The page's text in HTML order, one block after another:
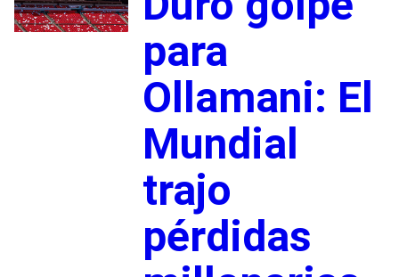
para
Ollamani: El
Mundial
trajo
pérdidas